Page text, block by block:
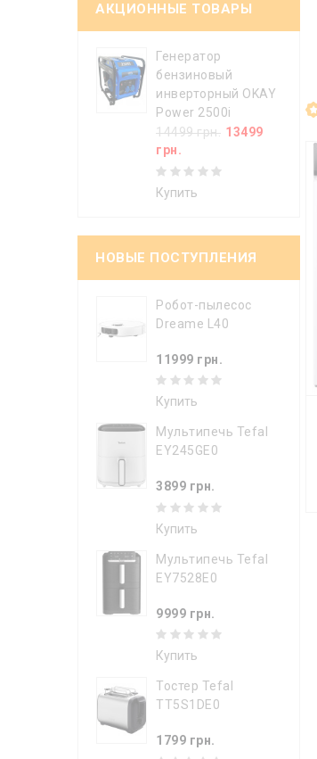
АКЦИОННЫЕ ТОВАРЫ
Генератор
бензиновый
инверторный OKAY
Power 2500i
14499 грн. 13499
грн.
Купить
НОВЫЕ ПОСТУПЛЕНИЯ
Робот-пылесос
Dreame L40
11999 грн.
Купить
Мультипечь Tefal
EY245GE0
3899 грн.
Купить
Мультипечь Tefal
EY7528E0
9999 грн.
Купить
Тостер Tefal
TT5S1DE0
1799 грн.